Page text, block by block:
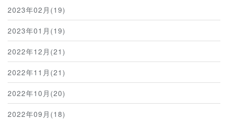
2023年02月(19)
2023年01月(19)
2022年12月(21)
2022年11月(21)
2022年10月(20)
2022年09月(18)